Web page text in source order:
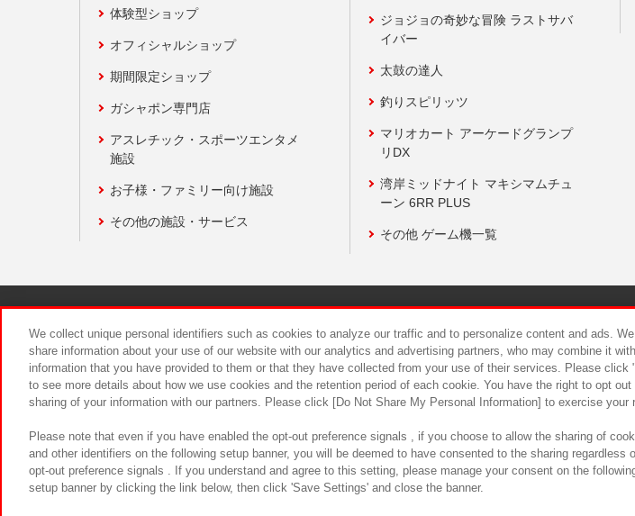
体験型ショップ
オフィシャルショップ
期間限定ショップ
ガシャポン専門店
アスレチック・スポーツエンタメ
施設
お子様・ファミリー向け施設
その他の施設・サービス
ジョジョの奇妙な冒険 ラストサバ
イバー
太鼓の達人
釣りスピリッツ
マリオカート アーケードグランプ
リDX
湾岸ミッドナイト マキシマムチュ
ーン 6RR PLUS
その他 ゲーム機一覧
食品のご提供について カスタマーハラスメント
We collect unique personal identifiers such as cookies to analyze our traffic and to personalize content and ads. We
share information about your use of our website with our analytics and advertising partners, who may combine it
information that you have provided to them or that they have collected from your use of their services. Please click "
to see more details about how we use cookies and the retention period of each cookie. You have the right to opt out
sharing of your information with our partners. Please click [Do Not Share My Personal Information] to exercise your
Please note that even if you have enabled the opt-out preference signals , if you choose to allow the sharing of
and other identifiers on the following setup banner, you will be deemed to have consented to the sharing regardless
opt-out preference signals . If you understand and agree to this setting, please manage your consent on the
setup banner by clicking the link below, then click 'Save Settings' and close the banner.